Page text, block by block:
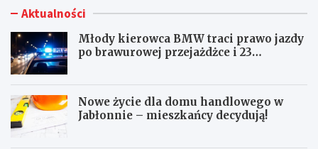
Aktualności
Młody kierowca BMW traci prawo jazdy
po brawurowej przejażdżce i 23
Nowe życie dla domu handlowego w
Jabłonnie – mieszkańcy decydują!